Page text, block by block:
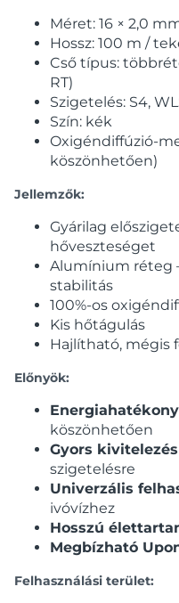
Méret: 16 × 2,0
Hossz: 100 m /
Cső típus:
RT)
Szigetelés: S4,
Szín: kék
Oxigéndiffúzió-
köszönhetően)
Jellemzők:
Gyárilag
hőveszteséget
Alumínium réteg
stabilitás
100%-os
Kis hőtágulás
Hajlítható, mégis
Előnyök:
köszönhetően
Gyors kivitelezés
szigetelésre
Univerzális
ivóvízhez
Hosszú
Megbízható
Felhasználási terület: